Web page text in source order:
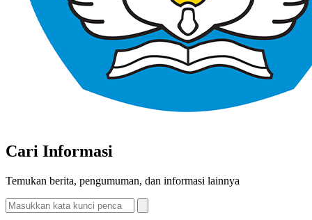
Cari Informasi
Temukan berita, pengumuman, dan informasi lainnya